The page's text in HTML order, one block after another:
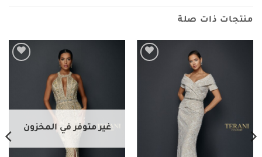
منتجات ذات صلة
غير متوفر في المخزون